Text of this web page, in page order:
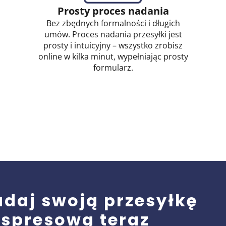
Prosty proces nadania
Bez zbędnych formalności i długich
umów. Proces nadania przesyłki jest
prosty i intuicyjny – wszystko zrobisz
online w kilka minut, wypełniając prosty
formularz.
swoją przesyłkę
teraz